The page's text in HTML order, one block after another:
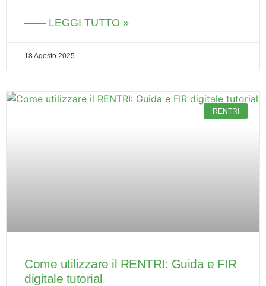
—— LEGGI TUTTO »
18 Agosto 2025
RENTRI
Come utilizzare il RENTRI: Guida e FIR
digitale tutorial